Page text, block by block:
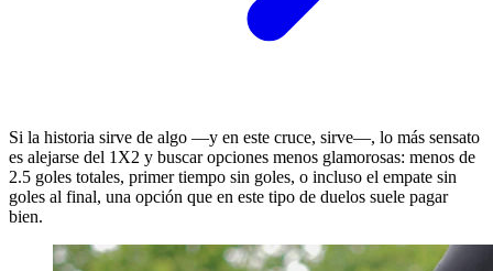
Si la historia sirve de algo —y en este cruce, sirve—, lo más sensato
es alejarse del 1X2 y buscar opciones menos glamorosas: menos de
2.5 goles totales, primer tiempo sin goles, o incluso el empate sin
goles al final, una opción que en este tipo de duelos suele pagar
bien.